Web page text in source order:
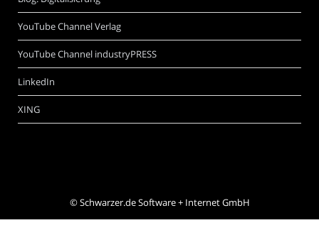
YouTube Channel Verlag
YouTube Channel industryPRESS
LinkedIn
XING
©Schwarzer.de Software + Internet GmbH